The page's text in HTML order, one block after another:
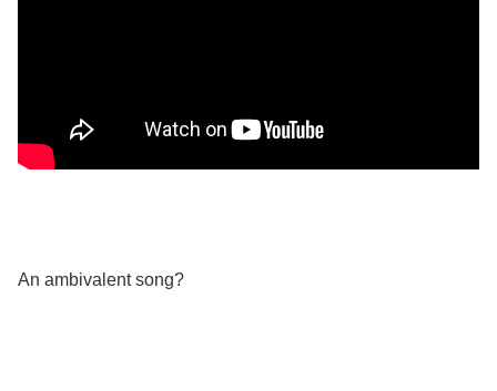
An ambivalent song?